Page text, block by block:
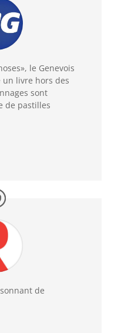
le Genevois
livre hors des
sont
de pastilles
de